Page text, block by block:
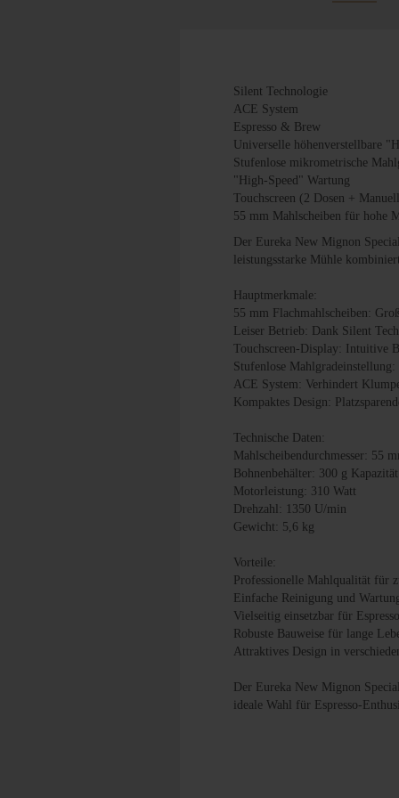
Silent Technologie
ACE System
Espresso & Brew
Universelle höhenverstellbare
Stufenlose mikrometrische
"High-Speed" Wartung
Touchscreen (2 Dosen +
55 mm Mahlscheiben für hohe
Der Eureka New Mignon
leistungsstarke Mühle
Hauptmerkmale:
55 mm Flachmahlscheiben:
Leiser Betrieb: Dank Silent
Touchscreen-Display: Intuitive
Stufenlose Mahlgradeinstellung:
ACE System: Verhindert
Kompaktes Design:
Technische Daten:
Mahlscheibendurchmesser: 55
Bohnenbehälter: 300 g Kapazität
Motorleistung: 310 Watt
Drehzahl: 1350 U/min
Gewicht: 5,6 kg
Vorteile:
Professionelle Mahlqualität für
Einfache Reinigung und
Vielseitig einsetzbar für
Robuste Bauweise für lange
Attraktives Design in
Der Eureka New Mignon
ideale Wahl für Espresso-